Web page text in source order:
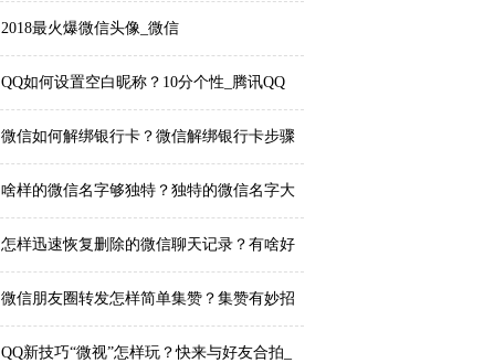
2018最火爆微信头像_微信
QQ如何设置空白昵称？10分个性_腾讯QQ
微信如何解绑银行卡？微信解绑银行卡步骤
_微信
啥样的微信名字够独特？独特的微信名字大
全_微信
怎样迅速恢复删除的微信聊天记录？有啥好
的处理办法...
微信朋友圈转发怎样简单集赞？集赞有妙招
_微信
QQ新技巧“微视”怎样玩？快来与好友合拍_